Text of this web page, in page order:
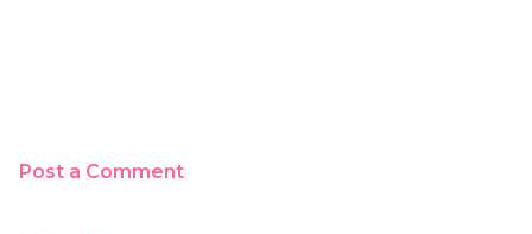
Post a Comment